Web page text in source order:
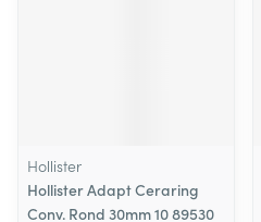
Hollister
Hollister Adapt Ceraring
Conv. Rond 30mm 10 89530